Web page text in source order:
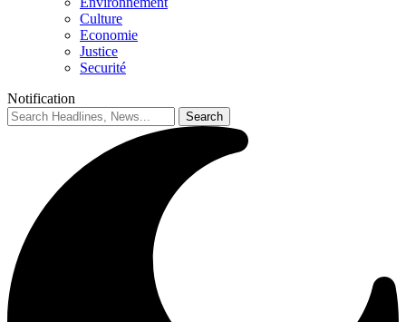
Culture
Economie
Justice
Securité
Notification